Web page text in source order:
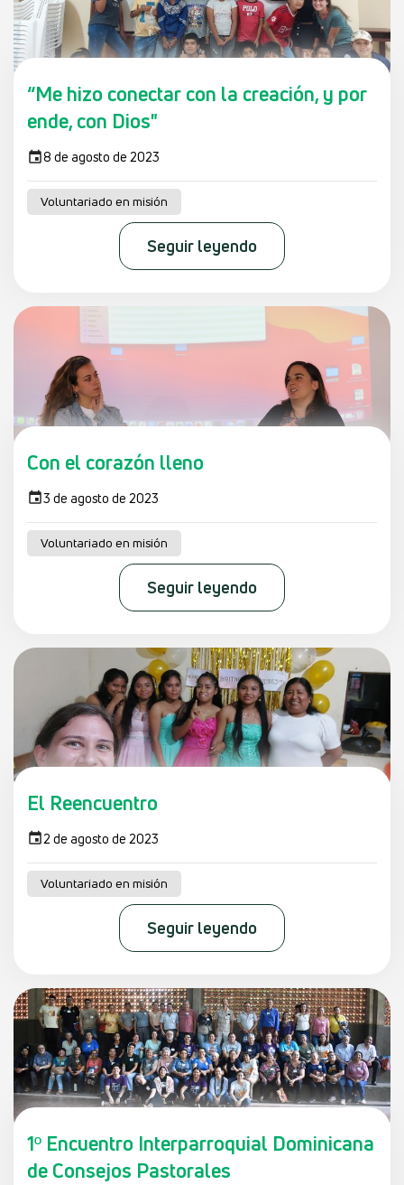
“Me hizo conectar con la creación, y por
ende, con Dios"
8 de agosto de 2023
Voluntariado en misión
Seguir leyendo
Con el corazón lleno
3 de agosto de 2023
Voluntariado en misión
Seguir leyendo
El Reencuentro
2 de agosto de 2023
Voluntariado en misión
Seguir leyendo
1º Encuentro Interparroquial Dominicana
de Consejos Pastorales